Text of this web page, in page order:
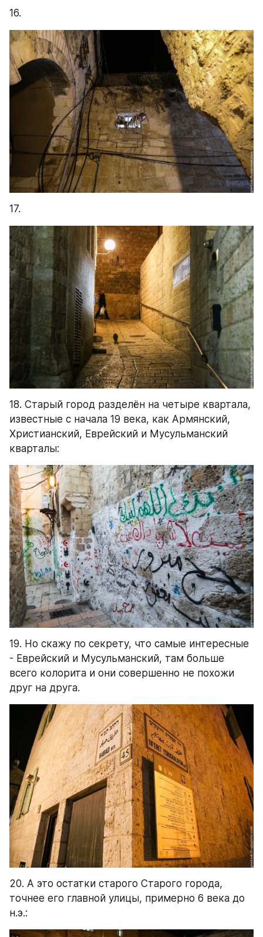
17.
18. Старый город разделён на четыре квартала,
известные с начала 19 века, как Армянский,
Христианский, Еврейский и Мусульманский
кварталы:
19. Но скажу по секрету, что самые интересные
- Еврейский и Мусульманский, там больше
всего колорита и они совершенно не похожи
друг на друга.
20. А это остатки старого Старого города,
точнее его главной улицы, примерно 6 века до
н.э.: